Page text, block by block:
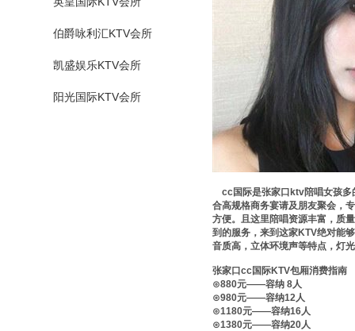
伯爵咏利汇KTV会所
凯盛娱乐KTV会所
阳光国际KTV会所
cc国际是张家口ktv陪唱女孩多
合高规格商务宴请及朋友聚会，
方便。且这里陪唱资源丰富，质
到的服务，来到这家KTV绝对能
音质高，立体环境声等特点，灯
张家口cc国际KTV包厢消费指南
⊙880元——容纳 8人
⊙980元——容纳12人
⊙1180元——容纳16人
⊙1380元——容纳20人